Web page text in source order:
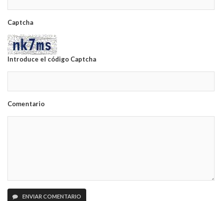
Captcha
Introduce el código Captcha
Comentario
ENVIAR COMENTARIO